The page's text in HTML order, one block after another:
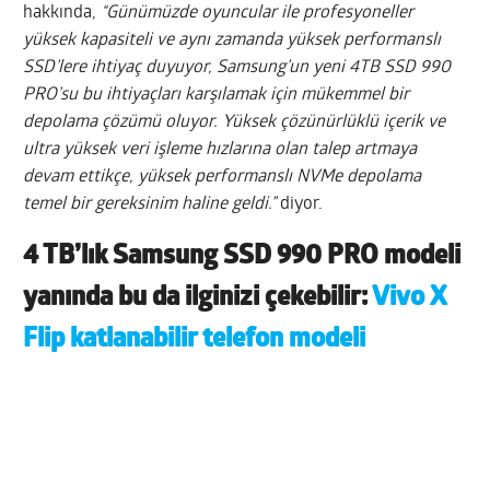
hakkında, “Günümüzde oyuncular ile profesyoneller
yüksek kapasiteli ve aynı zamanda yüksek performanslı
SSD’lere ihtiyaç duyuyor, Samsung’un yeni 4TB SSD 990
PRO’su bu ihtiyaçları karşılamak için mükemmel bir
depolama çözümü oluyor. Yüksek çözünürlüklü içerik ve
ultra yüksek veri işleme hızlarına olan talep artmaya
devam ettikçe, yüksek performanslı NVMe depolama
temel bir gereksinim haline geldi.”diyor.
4 TB’lık Samsung SSD 990 PRO modeli
yanında bu da ilginizi çekebilir: Vivo X
Flip katlanabilir telefon modeli